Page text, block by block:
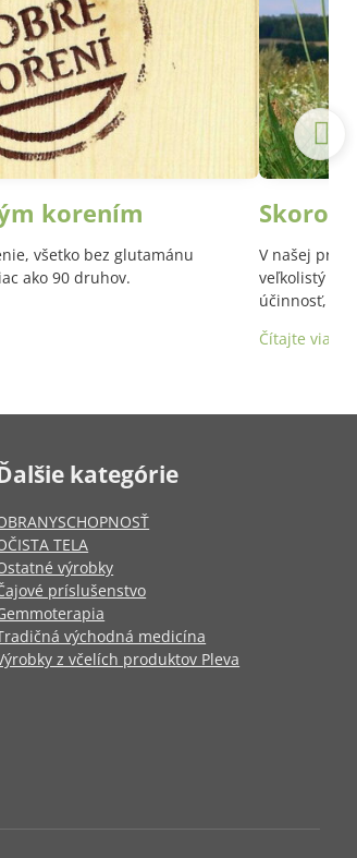
korením
všetko bez glutamánu
ako 90 druhov.
V našej
veľkolistý a
účinnosť, aj
Čítajte viac
kategórie
TELA
výrobky
príslušenstvo
východná medicína
z včelích produktov Pleva